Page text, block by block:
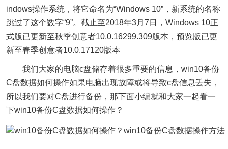
indows操作系统，将它命名为“Windows 10”，新系统的名称
跳过了这个数字“9”。截止至2018年3月7日，Windows 10正
式版已更新至秋季创意者10.0.16299.309版本，预览版已更
新至春季创意者10.0.17120版本
我们大家的电脑c盘储存着很多重要的信息，win10备份
C盘数据如何操作如果电脑出现故障或将导致c盘信息丢失，
所以我们要对C盘进行备份，那下面小编就和大家一起看一
下win10备份C盘数据如何操作？